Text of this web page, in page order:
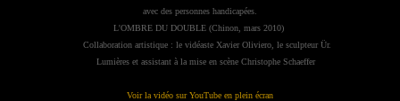
avec des personnes handicapées.
L'OMBRE DU DOUBLE (Chinon, mars 2010)
Collaboration artistique : le vidéaste Xavier Oliviero, le sculpteur Ür.
Lumières et assistant à la mise en scène Christophe Schaeffer
Voir la vidéo sur YouTube en plein écran